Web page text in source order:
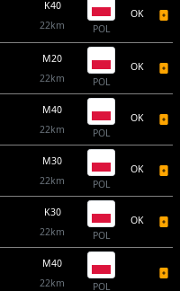
K40
22km
POL
OK
M20
22km
POL
OK
M40
22km
POL
OK
M30
22km
POL
OK
K30
22km
POL
OK
M40
22km
POL